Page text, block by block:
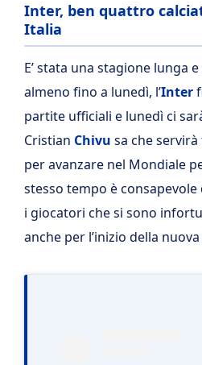
Inter, ben quattro
Italia
E’ stata una stagione lunga
almeno fino a lunedì, l’Inter
partite ufficiali e lunedì ci
Cristian Chivu sa che
per avanzare nel Mondiale
stesso tempo è
i giocatori che si sono
anche per l’inizio della